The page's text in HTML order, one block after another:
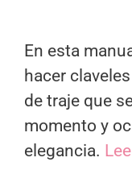
En esta
hacer
de traje que
momento y
elegancia.